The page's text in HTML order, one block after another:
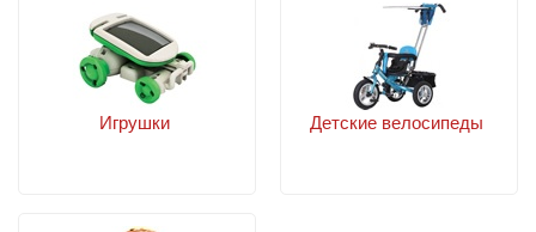
Игрушки Детские велосипеды